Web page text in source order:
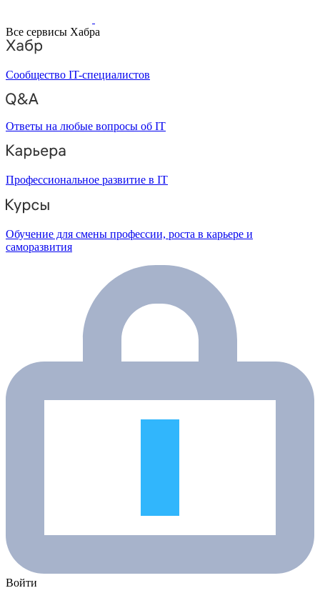
Все сервисы Хабра
Сообщество IT-специалистов
Ответы на любые вопросы об IT
Профессиональное развитие в IT
Обучение для смены профессии, роста в карьере и
саморазвития
Войти